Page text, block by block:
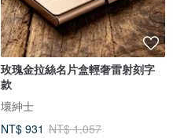
玫瑰金拉絲名片盒輕奢雷射刻字
款
壞紳士
NT$ 931 NT$ 1,057